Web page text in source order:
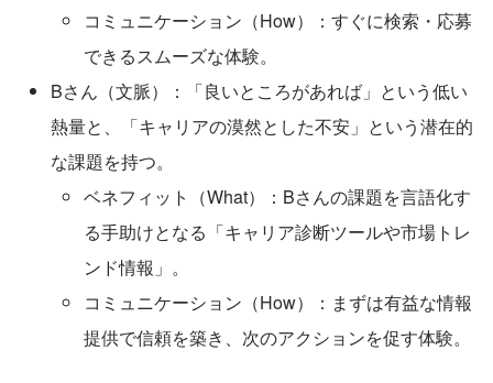
コミュニケーション（How）：すぐに検索・応募
できるスムーズな体験。
Bさん（文脈）：「良いところがあれば」という低い
熱量と、「キャリアの漠然とした不安」という潜在的
な課題を持つ。
ベネフィット（What）：Bさんの課題を言語化す
る手助けとなる「キャリア診断ツールや市場トレ
ンド情報」。
コミュニケーション（How）：まずは有益な情報
提供で信頼を築き、次のアクションを促す体験。